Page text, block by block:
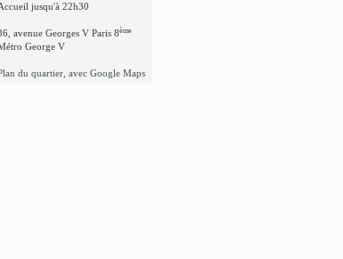
jusqu'à 22h30
avenue Georges V Paris 8ème
George V
du quartier, avec Google Maps